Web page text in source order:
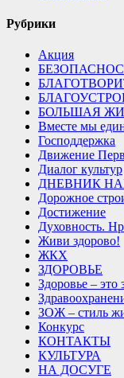
Рубрики
Акция
БОЛЬШАЯ
Вместе мы
Господдержка
Движение
Диалог культур
ДНЕВНИК
Дорожное
Достижение
Духовность.
Живи здорово!
ЖКХ
ЗДОРОВЬЕ
Здоровье – это
ЗОЖ – стиль
Конкурс
КОНТАКТЫ
КУЛЬТУРА
НА ДОСУГЕ